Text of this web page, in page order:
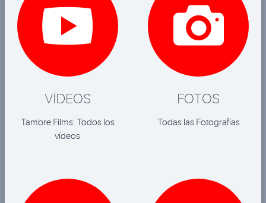

VÍDEOS
Tambre Films: Todos los
vídeos

FOTOS
Todas las Fotografías